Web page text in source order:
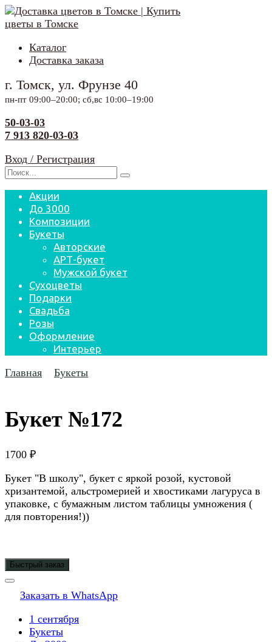
Перейти
к
Каталог
Доставка заказа
г. Томск, ул. Фрунзе 40
пн-пт 09:00–20:00; сб,вс 10:00–19:00
50-03-03
7 913 820-03-03
Вход / Регистрация
Search
Акции
До 3000
Композиции
Букеты
Авторские
АРТ-букет
Мужской букет
Сухоцветы
Подарки
Свадьба
Розы
Оформление
Интерьер
Главная Букеты
Букет №172
1700 ₽
Букет "В школу", букет с яркой розой, кустовой
хризантемой, альстромерией и хвостиками лагуруса в
упаковке, с бумажным листом таблицы умножения (
для повторения!))
Быстрый заказ
Заказать в WhatsApp
1 сентября
Букеты